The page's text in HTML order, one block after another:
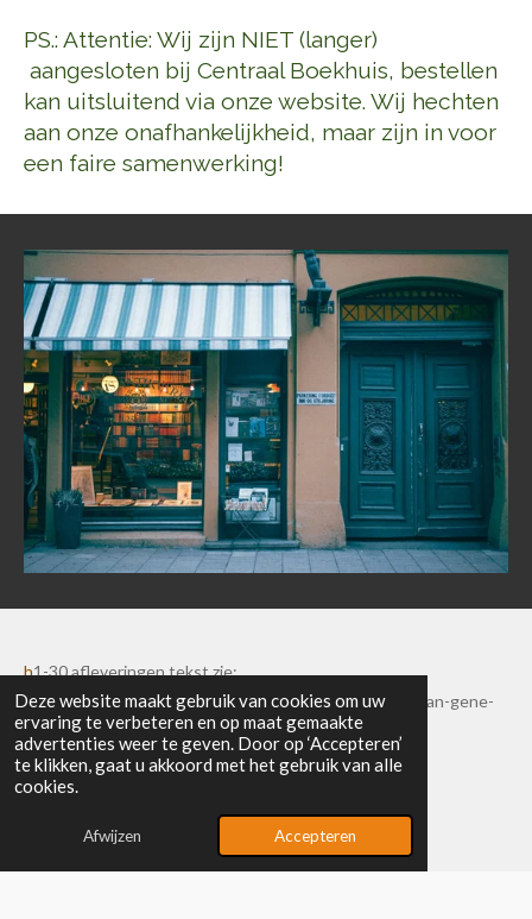
Deze website maakt gebruik van cookies om uw
ervaring te verbeteren en op maat gemaakte
advertenties weer te geven. Door op ‘Accepteren’
te klikken, gaat u akkoord met het gebruik van alle
cookies.
Afwijzen Accepteren
PS.: Attentie: Wij zijn NIET (langer)
aangesloten bij Centraal Boekhuis, bestellen
kan uitsluitend via onze website. Wij hechten
aan onze onafhankelijkheid, maar zijn in voor
een faire samenwerking!
h1-30 afleveringen tekst zie:
https://www.uitgeverijpartout.nl/product/19225759/aan-gene-
zijde-toneelroman